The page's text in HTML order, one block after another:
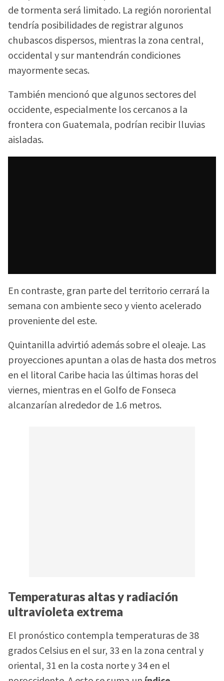
de tormenta será limitado. La región nororiental
tendría posibilidades de registrar algunos
chubascos dispersos, mientras la zona central,
occidental y sur mantendrán condiciones
mayormente secas.
También mencionó que algunos sectores del
occidente, especialmente los cercanos a la
frontera con Guatemala, podrían recibir lluvias
aisladas.
En contraste, gran parte del territorio cerrará la
semana con ambiente seco y viento acelerado
proveniente del este.
Quintanilla advirtió además sobre el oleaje. Las
proyecciones apuntan a olas de hasta dos metros
en el litoral Caribe hacia las últimas horas del
viernes, mientras en el Golfo de Fonseca
alcanzarían alrededor de 1.6 metros.
Temperaturas altas y radiación
ultravioleta extrema
El pronóstico contempla temperaturas de 38
grados Celsius en el sur, 33 en la zona central y
oriental, 31 en la costa norte y 34 en el